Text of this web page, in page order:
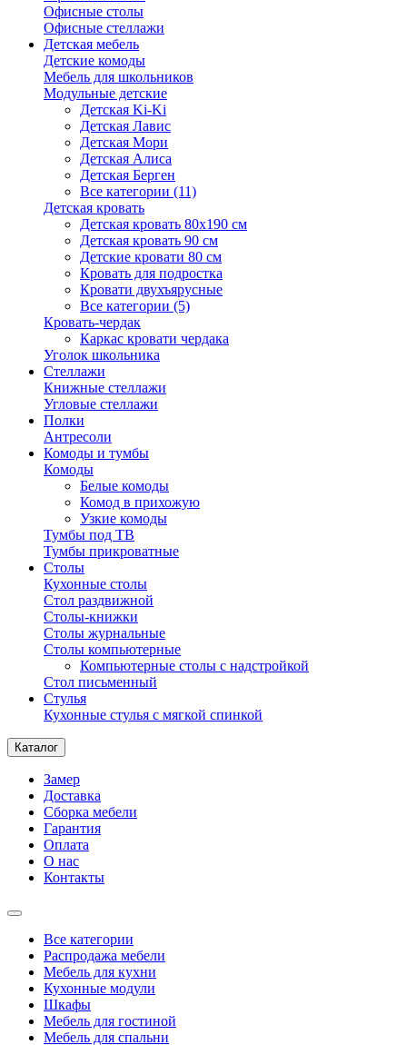
Офисные столы
Офисные стеллажи
Детская мебель
Детские комоды
Мебель для школьников
Модульные детские
Детская Ki-Ki
Детская Лавис
Детская Мори
Детская Алиса
Детская Берген
Все категории (11)
Детская кровать
Детская кровать 80х190 см
Детская кровать 90 см
Детские кровати 80 см
Кровать для подростка
Кровати двухъярусные
Все категории (5)
Кровать-чердак
Каркас кровати чердака
Уголок школьника
Стеллажи
Книжные стеллажи
Угловые стеллажи
Полки
Антресоли
Комоды и тумбы
Комоды
Белые комоды
Комод в прихожую
Узкие комоды
Тумбы под ТВ
Тумбы прикроватные
Столы
Кухонные столы
Стол раздвижной
Столы-книжки
Столы журнальные
Столы компьютерные
Компьютерные столы с надстройкой
Стол письменный
Стулья
Кухонные стулья с мягкой спинкой
Каталог
Замер
Доставка
Сборка мебели
Гарантия
Оплата
О нас
Контакты
Все категории
Распродажа мебели
Мебель для кухни
Кухонные модули
Шкафы
Мебель для гостиной
Мебель для спальни